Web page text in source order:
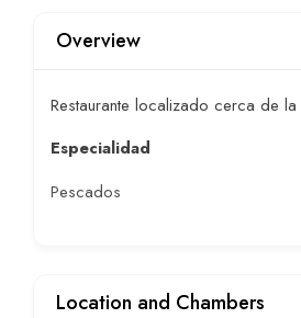
Overview
Restaurante localizado cerca de
Especialidad
Pescados
Location and Chambers